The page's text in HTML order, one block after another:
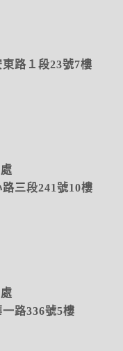
路１段23號7樓
三段241號10樓
路336號5樓